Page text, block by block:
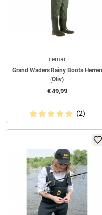
demar
Grand Waders Rainy Boots Herren
(Oliv)
€49,99
(2)